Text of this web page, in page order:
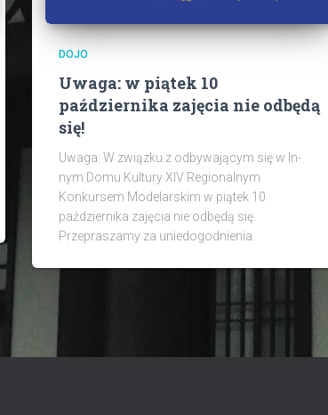
DOJO
Uwaga: w piątek 10
października zajęcia nie odbędą
się!
Uwaga: W związku z odbywającym się w In-
nym Domu Kultury XIV Regionalnym
Konkursem Modelarskim w piątek 10
października zajęcia nie odbędą się.
Przepraszamy za uniedogodnienia.